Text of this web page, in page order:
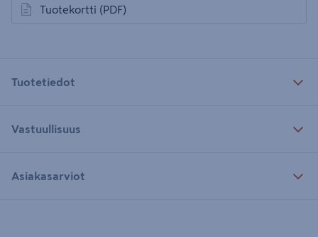
Tuotekortti (PDF)
avautuu uuteen välilehteen
Tuotetiedot
Vastuullisuus
Asiakasarviot